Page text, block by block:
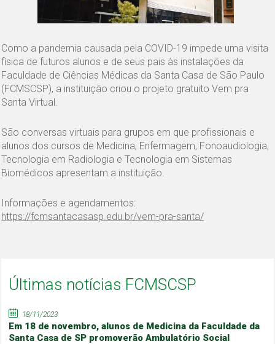
Como a pandemia causada pela COVID-19 impede uma visita
física de futuros alunos e de seus pais às instalações da
Faculdade de Ciências Médicas da Santa Casa de São Paulo
(FCMSCSP), a instituição criou o projeto gratuito Vem pra
Santa Virtual.
São conversas virtuais para grupos em que profissionais e
alunos dos cursos de Medicina, Enfermagem, Fonoaudiologia,
Tecnologia em Radiologia e Tecnologia em Sistemas
Biomédicos apresentam a instituição.
Informações e agendamentos:
https://fcmsantacasasp.edu.br/vem-pra-santa/
Últimas notícias FCMSCSP
18/11/2023
Em 18 de novembro, alunos de Medicina da Faculdade da
Santa Casa de SP promoverão Ambulatório Social